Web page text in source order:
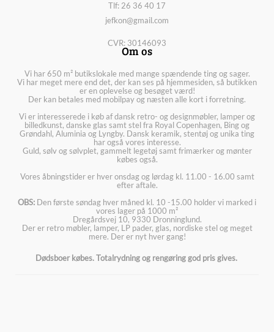
Tlf: 26 36 40 17
jefkon@gmail.com
CVR: 30146093
Om os
Vi har 650 m² butikslokale med mange spændende ting og sager.
Vi har meget mere end det, der kan ses på hjemmesiden, så butikken
er en oplevelse og besøget værd!
Der kan betales med mobilpay og næsten alle kort i forretning.
Vi er interesserede i køb af dansk retro- og designmøbler, lamper og
billedkunst, danske glas samt stel fra Royal Copenhagen, Bing og
Grøndahl, Aluminia og Lyngby. Dansk keramik, stentøj og unika ting
har også vores interesse.
Guld, sølv og sølvplet, gammelt legetøj samt frimærker og mønter
købes også.
Vores åbningstider er hver onsdag og lørdag kl. 11.00 - 16.00 samt
efter aftale.
OBS: Den første søndag hver måned kl. 10 -15.00 holder vi marked i
vores lager på 1000 m²
Dregårdsvej 10, 9330 Dronninglund.
Der er retro møbler, lamper, LP pader, glas, nordiske stel og meget
mere. Der er nyt hver gang!
Dødsboer købes. Totalrydning og rengøring god pris gives.